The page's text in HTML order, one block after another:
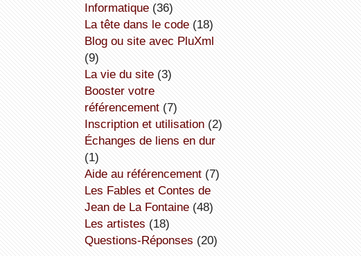
informatique(36)
la tête dans le code(18)
Blog ou site avec PluXml
(9)
la vie du site(3)
booster votre
référencement(7)
inscription et utilisation(2)
échanges de liens en dur
(1)
aide au référencement(7)
Les Fables et Contes de
Jean de La Fontaine(48)
Les artistes (18)
Questions-Réponses (20)